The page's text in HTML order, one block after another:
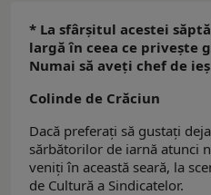
* La sfârşitul acestei
largă în ceea ce priveşte
Numai să aveţi chef de
Colinde de Crăciun
Dacă preferaţi să gustaţi
sărbătorilor de iarnă atunci
veniţi în această seară, la
de Cultură a Sindicatelor.